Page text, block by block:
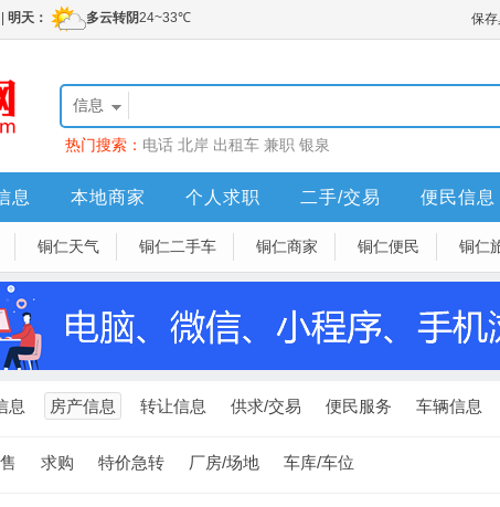
保
信息
热门搜索： 电话 北岸 出租车 兼职 银泉
息 本地商家 个人求职 二手/交易 便民信息
铜仁天气 铜仁二手车 铜仁商家 铜仁便民 铜仁
息 房产信息 转让信息 供求/交易 便民服务 车辆信息
求购 特价急转 厂房/场地 车库/车位